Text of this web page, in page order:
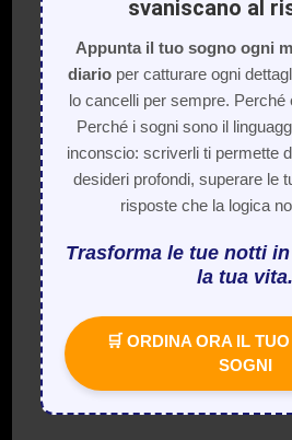
svaniscano al
Appunta il tuo sogno ogni
diarioper catturare ogni
lo cancelli per sempre. Perché
Perché i sogni sono il
inconscio: scriverli ti permette
desideri profondi, superare le
risposte che la logica
Trasforma le tue notti
la tua vita.
🛒 ORDINA ORA IL
SOGNI